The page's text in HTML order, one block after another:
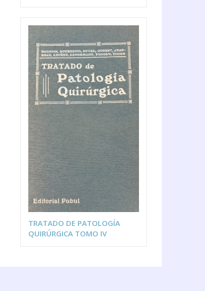
TRATADO DE PATOLOGÍA
QUIRÚRGICA TOMO IV